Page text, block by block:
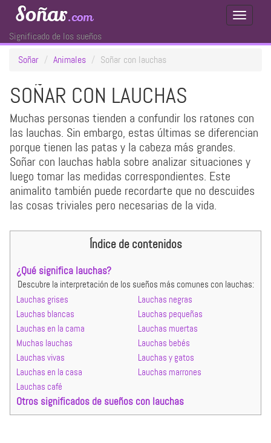
Toggle
Soñar.com
Significado de los sueños
Soñar
Animales Soñar con lauchas
SOÑAR CON LAUCHAS
Muchas personas tienden a confundir los ratones con
las lauchas. Sin embargo, estas últimas se diferencian
porque tienen las patas y la cabeza más grandes.
Soñar con lauchas habla sobre analizar situaciones y
luego tomar las medidas correspondientes. Este
animalito también puede recordarte que no descuides
las cosas triviales pero necesarias de la vida.
Índice de contenidos
¿Qué significa lauchas?
Descubre la interpretación de los sueños más comunes con lauchas:
Lauchas grises
Lauchas negras
Lauchas blancas
Lauchas pequeñas
Lauchas en la cama
Lauchas muertas
Muchas lauchas
Lauchas bebés
Lauchas vivas
Lauchas y gatos
Lauchas en la casa
Lauchas marrones
Lauchas café
Otros significados de sueños con lauchas